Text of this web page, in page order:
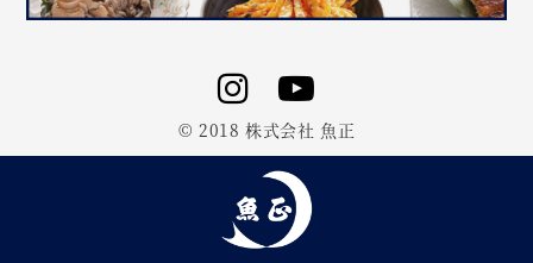
© 2018 株式会社 魚正